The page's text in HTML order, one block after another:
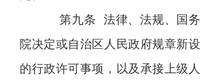
第九条 法律、法规、国务
院决定或自治区人民政府规章新设
的行政许可事项，以及承接上级人